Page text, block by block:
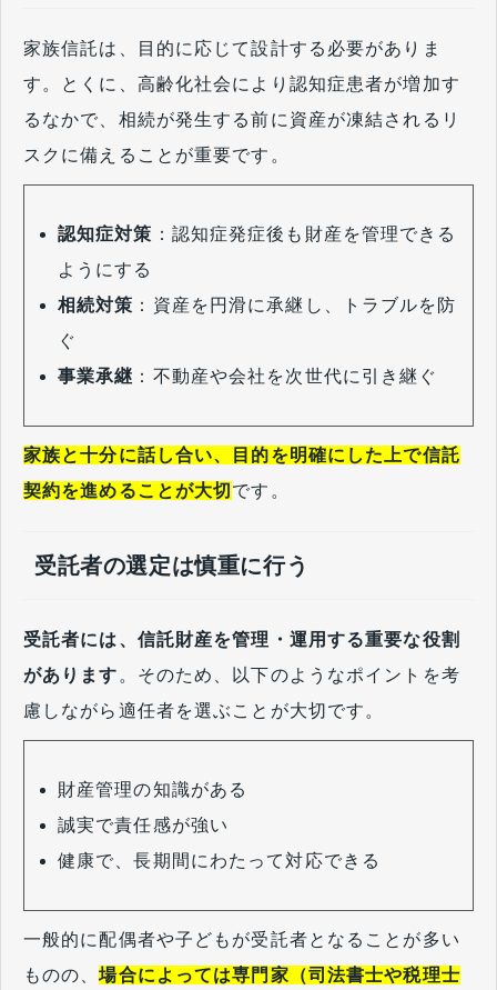
家族信託は、目的に応じて設計する必要がありま
す。とくに、高齢化社会により認知症患者が増加す
るなかで、相続が発生する前に資産が凍結されるリ
スクに備えることが重要です。
認知症対策 ：認知症発症後も財産を管理できる
ようにする
相続対策 ：資産を円滑に承継し、トラブルを防
ぐ
事業承継 ：不動産や会社を次世代に引き継ぐ
家族と十分に話し合い、目的を明確にした上で信託
契約を進めることが大切 です。
受託者の選定は慎重に行う
受託者には、信託財産を管理・運用する重要な役割
があります 。そのため、以下のようなポイントを考
慮しながら適任者を選ぶことが大切です。
財産管理の知識がある
誠実で責任感が強い
健康で、長期間にわたって対応できる
一般的に配偶者や子どもが受託者となることが多い
ものの、場合によっては専門家（司法書士や税理士